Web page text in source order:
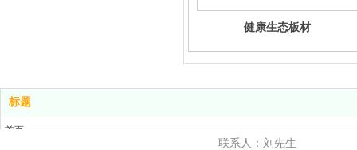
健康生态板材
标题
首页
联系人：刘先生